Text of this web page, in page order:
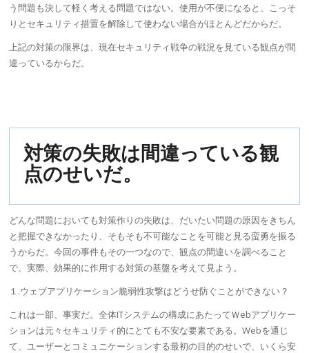
う問題も決して軽く考える問題ではない。使用が不便になると、こっそ
りとセキュリティ措置を解除して使わない場合がほとんどだからだ。
上記の対策の限界は、現在セキュリティ戦争の戦況を見ている観点が間
違っているからだ。
対策の失敗は間違っている観
点のせいだ。
どんな問題においても対策作りの失敗は、だいたい問題の原因をきちん
と把握できなかったり、そもそも不可能なことを可能と見る蛮勇を振る
うからだ。今回の事件もその一つなので、観点の間違いを調べること
で、実際、効果的に作用する対策の基盤を考えて見よう。
１.ウェブアプリケーション脆弱性攻撃はどうせ防ぐことができない？
これは一部、事実だ。全体ITシステムの構成にあたってＷebアプリケー
ションは元々セキュリティ的にとても不安な要素である。Webを通じ
て、ユーザーとコミュニケーションする最初の目的のせいで、いくら安